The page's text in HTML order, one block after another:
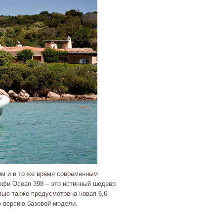
и в то же время современным
Ocean 398 – это истинный шедевр
также предусмотрена новая 6,6-
базовой модели.